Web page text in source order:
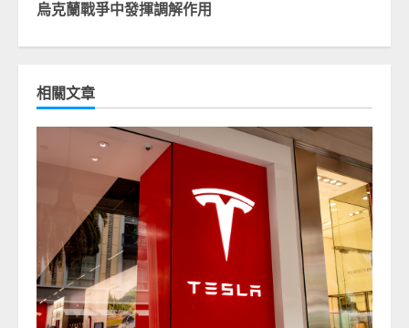
烏克蘭戰爭中發揮調解作用
相關文章